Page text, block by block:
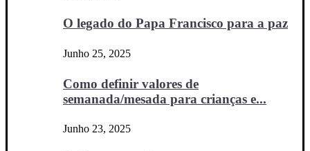
O legado do Papa Francisco para a paz
Junho 25, 2025
Como definir valores de
semanada/mesada para crianças e...
Junho 23, 2025